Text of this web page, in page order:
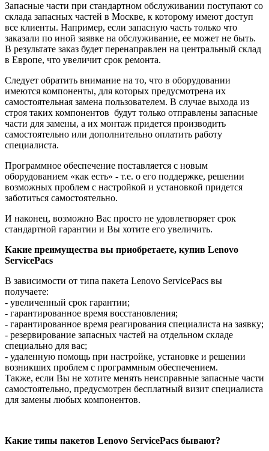
Запасные части при стандартном обслуживании поступают со
склада запасных частей в Москве, к которому имеют доступ
все клиенты. Например, если запасную часть только что
заказали по иной заявке на обслуживание, ее может не быть.
В результате заказ будет перенаправлен на центральный склад
в Европе, что увеличит срок ремонта.
Следует обратить внимание на то, что в оборудовании
имеются компоненты, для которых предусмотрена их
самостоятельная замена пользователем. В случае выхода из
строя таких компонентов будут только отправлены запасные
части для замены, а их монтаж придется производить
самостоятельно или дополнительно оплатить работу
специалиста.
Программное обеспечение поставляется с новым
оборудованием «как есть» - т.е. о его поддержке, решении
возможных проблем с настройкой и установкой придется
заботиться самостоятельно.
И наконец, возможно Вас просто не удовлетворяет срок
стандартной гарантии и Вы хотите его увеличить.
Какие преимущества вы приобретаете, купив Lenovo
ServicePacs
В зависимости от типа пакета Lenovo ServicePacs вы
получаете:
- увеличенный срок гарантии;
- гарантированное время восстановления;
- гарантированное время реагирования специалиста на заявку;
- резервирование запасных частей на отдельном складе
специально для вас;
- удаленную помощь при настройке, установке и решении
возникших проблем с программным обеспечением.
Также, если Вы не хотите менять неисправные запасные части
самостоятельно, предусмотрен бесплатный визит специалиста
для замены любых компонентов.
Какие типы пакетов Lenovo ServicePacs бывают?